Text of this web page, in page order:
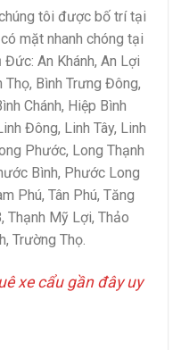
tôi được bố trí tại
mặt nhanh chóng tại
Đức: An Khánh, An Lợi
Thọ, Bình Trưng Đông,
Chánh, Hiệp Bình
Đông, Linh Tây, Linh
Phước, Long Thạnh
Bình, Phước Long
Phú, Tân Phú, Tăng
Thạnh Mỹ Lợi, Thảo
Trường Thọ.
xe cẩu gần đây uy